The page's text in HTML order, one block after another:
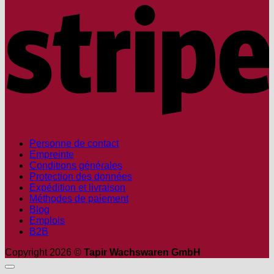
Personne de contact
Empreinte
Conditions générales
Protection des données
Expédition et livraison
Méthodes de paiement
Blog
Emplois
B2B
Copyright 2026 © Tapir Wachswaren GmbH